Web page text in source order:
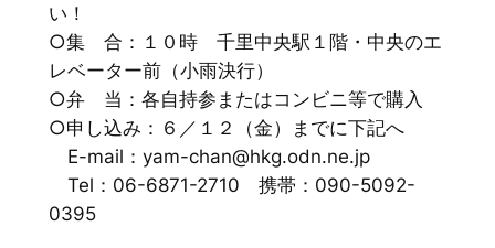
い！
○集 合：１０時 千里中央駅１階・中央のエ
レベーター前（小雨決行）
○弁 当：各自持参またはコンビニ等で購入
○申し込み：６／１２（金）までに下記へ
E-mail：yam-chan@hkg.odn.ne.jp
Tel：06-6871-2710 携帯：090-5092-
0395